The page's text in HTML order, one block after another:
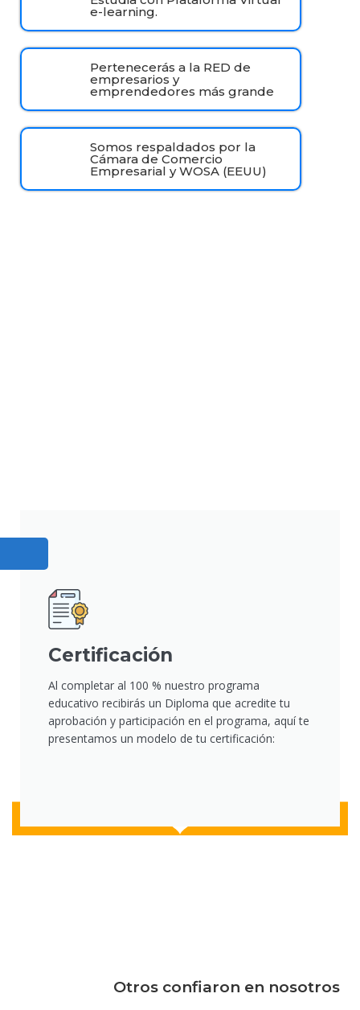
e-learning.
Pertenecerás a la RED de
empresarios y
emprendedores más grande
Somos respaldados por la
Cámara de Comercio
Empresarial y WOSA (EEUU)
Certificación
Al completar al 100 % nuestro programa
educativo recibirás un Diploma que acredite tu
aprobación y participación en el programa, aquí te
presentamos un modelo de tu certificación:
Otros confiaron en nosotros